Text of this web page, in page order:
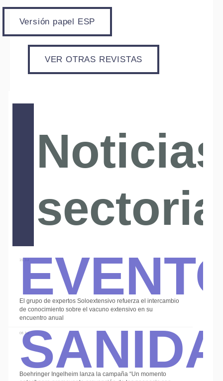
Versión papel ESP
VER OTRAS REVISTAS
Noticias
15 Jul
El grupo de expertos Soloextensivo refuerza el intercambio
de conocimiento sobre el vacuno extensivo en su
encuentro anual
08 Jul
Boehringer Ingelheim lanza la campaña “Un momento